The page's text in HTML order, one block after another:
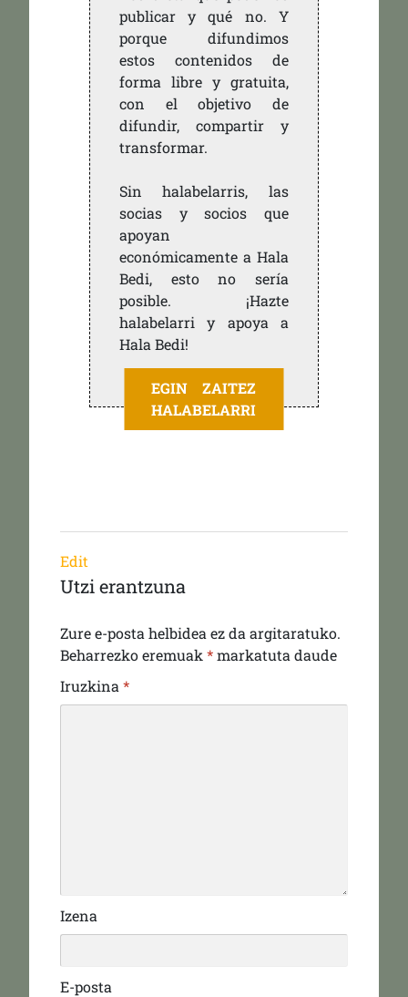
publicar y qué no. Y
porque difundimos
estos contenidos de
forma libre y gratuita,
con el objetivo de
difundir, compartir y
transformar.
Sin halabelarris, las
socias y socios que
apoyan
económicamente a Hala
Bedi, esto no sería
posible. ¡Hazte
halabelarri y apoya a
Hala Bedi!
EGIN ZAITEZ
HALABELARRI
Edit
Utzi erantzuna
Zure e-posta helbidea ez da argitaratuko.
Beharrezko eremuak *markatuta daude
Iruzkina *
Izena
E-posta